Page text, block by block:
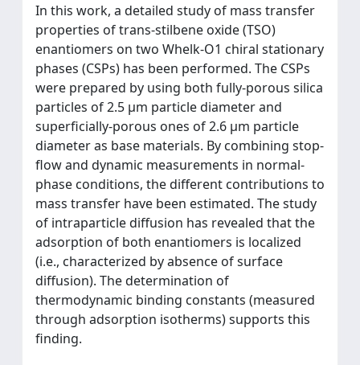
In this work, a detailed study of mass transfer
properties of trans-stilbene oxide (TSO)
enantiomers on two Whelk-O1 chiral stationary
phases (CSPs) has been performed. The CSPs
were prepared by using both fully-porous silica
particles of 2.5 μm particle diameter and
superficially-porous ones of 2.6 μm particle
diameter as base materials. By combining stop-
flow and dynamic measurements in normal-
phase conditions, the different contributions to
mass transfer have been estimated. The study
of intraparticle diffusion has revealed that the
adsorption of both enantiomers is localized
(i.e., characterized by absence of surface
diffusion). The determination of
thermodynamic binding constants (measured
through adsorption isotherms) supports this
finding.